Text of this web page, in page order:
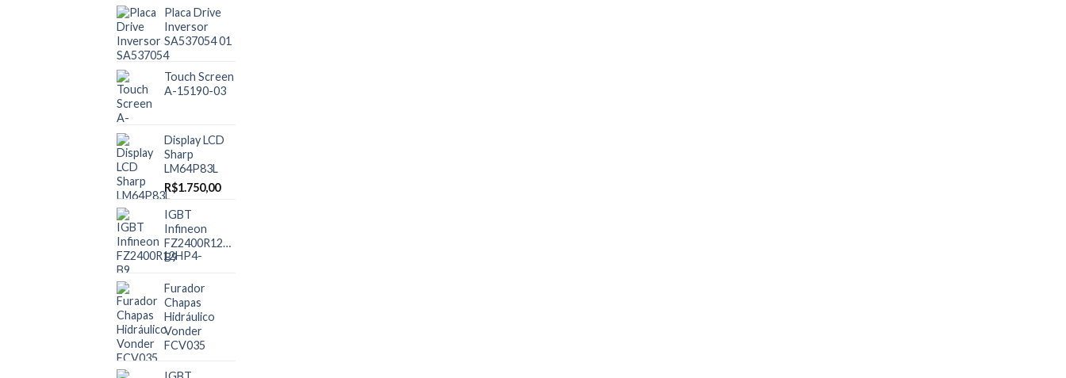
Placa Drive
Inversor
SA537054 01
Touch Screen
A-15190-03
Display LCD
Sharp
LM64P83L
R$1.750,00
IGBT
Infineon
FZ2400R12HP4-
B9
Furador
Chapas
Hidráulico
Vonder
FCV035